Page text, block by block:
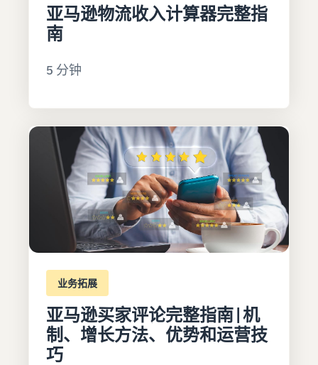
亚马逊物流收入计算器完整指
南
5 分钟
业务拓展
亚马逊买家评论完整指南 | 机
制、增长方法、优势和运营技
巧